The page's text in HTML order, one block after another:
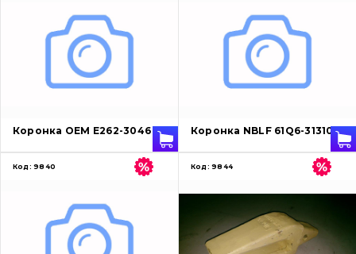
Коронка OEM E262-3046 Коронка NBLF 61Q6-31310
Код: 9840 Код: 9844